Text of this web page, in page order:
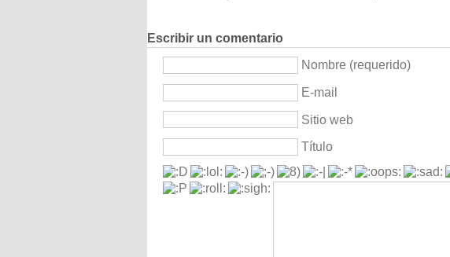
Escribir un comentario
Nombre (requerido)
E-mail
Sitio web
Título